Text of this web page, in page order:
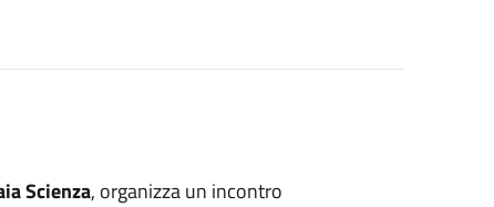
Scienza, organizza un incontro